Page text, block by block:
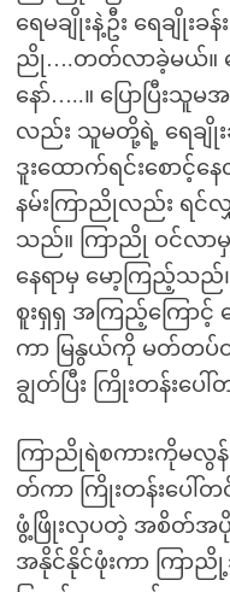
ရေမချိုးနဲ့ဦး ရေချိုး
ညို….တတ်လာခဲ့မယ်။ သြ
နော်…..။ ပြောပြီးသူ
လည်း သူမတို့ရဲ့ ရေချိုးခ
ဒူးထောက်ရင်းစောင့်
နမ်းကြာညိုလည်း ရင်လ
သည်။ ကြာညို ဝင်လာ
နေရာမှ မော့ကြည့်သ
စူးရှရှ အကြည့်ကြောင့်
ကာ မြနွယ်ကို မတ်တ
ချွတ်ပြီး ကြိုးတန်းပ
ကြာညိုရဲစကားကိုမလွ
တ်ကာ ကြိုးတန်းပေါ်
ဖွံ့ဖြိုးလှပတဲ့ အစိတ်အ
အနိုင်နိုင်ဖုံးကာ ကြ